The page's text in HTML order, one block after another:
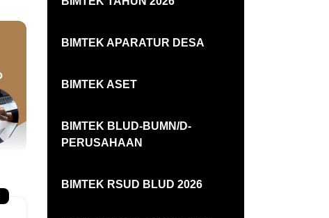
BIMTEK APARATUR DESA
BIMTEK ASET
BIMTEK BLUD-BUMN/D-
PERUSAHAAN
BIMTEK RSUD BLUD 2026